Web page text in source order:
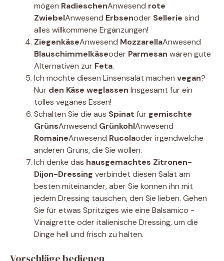
mögen RadieschenAnwesend rote
ZwiebelAnwesend Erbsenoder Sellerie sind
alles willkommene Ergänzungen!
ZiegenkäseAnwesend MozzarellaAnwesend
Blauschimmelkäseoder Parmesan wären gute
Alternativen zur Feta.
Ich möchte diesen Linsensalat machen vegan?
Nur den Käse weglassen Insgesamt für ein
tolles veganes Essen!
Schalten Sie die aus Spinat für gemischte
GrünsAnwesend GrünkohlAnwesend
RomaineAnwesend Rucolaoder irgendwelche
anderen Grüns, die Sie wollen.
Ich denke das hausgemachtes Zitronen-
Dijon-Dressing verbindet diesen Salat am
besten miteinander, aber Sie können ihn mit
jedem Dressing tauschen, den Sie lieben. Gehen
Sie für etwas Spritziges wie eine Balsamico -
Vinaigrette oder italienische Dressing, um die
Dinge hell und frisch zu halten.